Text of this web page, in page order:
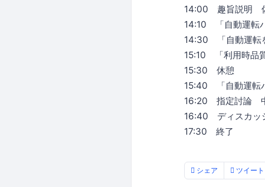
14:00 趣旨説明 佐
14:10 「自動運転
14:30 「自動運転
15:10 「利用時品
15:30 休憩
15:40 「自動運転
16:20 指定討論 中
16:40 ディスカッ
17:30 終了
シェア ツイート